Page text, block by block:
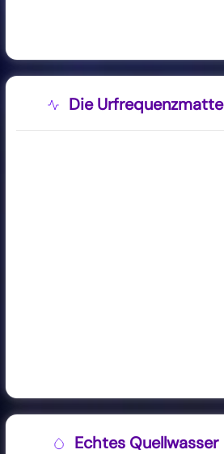
Die Urfrequenzmatte
Echtes Quellwasser